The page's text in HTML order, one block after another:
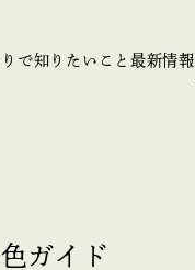
で知りたいこと最新情報
ガイド